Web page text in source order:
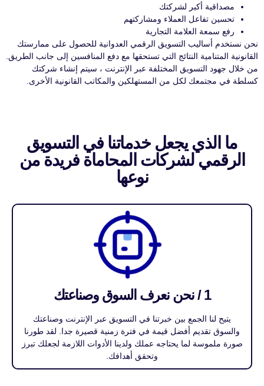
مصداقية أكبر لشركتك
تحسين تفاعل العملاء ومشاركتهم
رفع سمعة العلامة التجارية
نحن نستخدم أساليب التسويق الرقمي العدوانية للحصول على ممارستك
القانونية المتنامية النتائج التي تستحقها مع دفع المنافسين إلى جانب الطريق.
من خلال جهود التسويق المختلفة عبر الإنترنت ، سيتم إنشاء شركتك
كسلطة في مجتمعك لكل من المستهلكين والمكاتب القانونية الأخرى.
ما الذي يجعل خدماتنا في التسويق
الرقمي لشركات المحاماة فريدة من
نوعها
1 / نحن نعرف السوق وصناعتك
يتيح لنا الجمع بين خبرتنا في التسويق عبر الإنترنت وصناعتك
والسوق تقديم أفضل قيمة في فترة زمنية قصيرة جدا. لقد طورنا
صورة ملموسة لما يحتاجه عملك ولدينا الأدوات اللازمة لجعلك تبرز
وتحقق أهدافك.